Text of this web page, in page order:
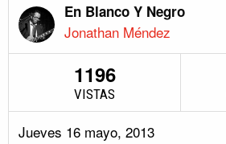
En Blanco Y Negro
Jonathan Méndez
1196
VISTAS
Jueves 16 mayo, 2013